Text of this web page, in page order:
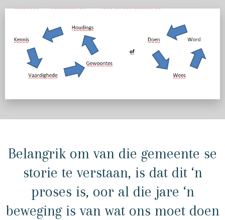
Belangrik om van die gemeente se
storie te verstaan, is dat dit ‘n
proses is, oor al die jare ‘n
beweging is van wat ons moet doen